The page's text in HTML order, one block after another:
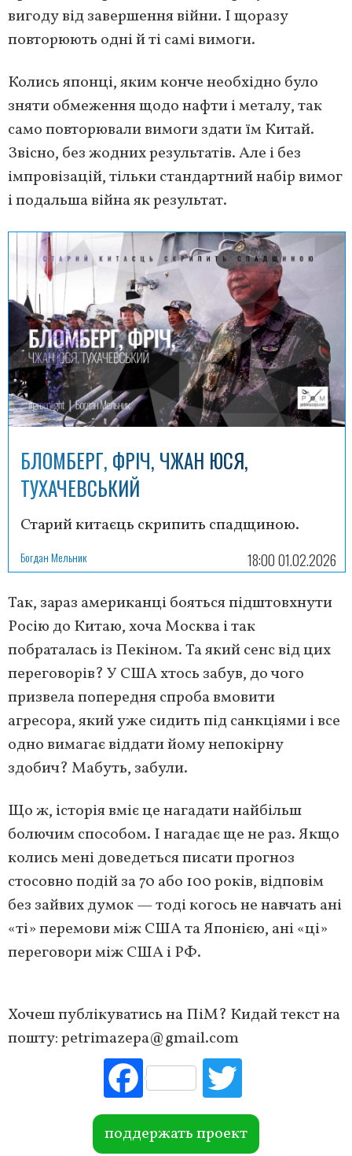
вигоду від завершення війни. І щоразу
повторюють одні й ті самі вимоги.
Колись японці, яким конче необхідно було
зняти обмеження щодо нафти і металу, так
само повторювали вимоги здати їм Китай.
Звісно, без жодних результатів. Але і без
імпровізацій, тільки стандартний набір вимог
і подальша війна як результат.
БЛОМБЕРГ, ФРІЧ, ЧЖАН ЮСЯ,
ТУХАЧЕВСЬКИЙ
Старий китаєць скрипить спадщиною.
Богдан Мельник 18:00 01.02.2026
Так, зараз американці бояться підштовхнути
Росію до Китаю, хоча Москва і так
побраталась із Пекіном. Та який сенс від цих
переговорів? У США хтось забув, до чого
призвела попередня спроба вмовити
агресора, який уже сидить під санкціями і все
одно вимагає віддати йому непокірну
здобич? Мабуть, забули.
Що ж, історія вміє це нагадати найбільш
болючим способом. І нагадає ще не раз. Якщо
колись мені доведеться писати прогноз
стосовно подій за 70 або 100 років, відповім
без зайвих думок — тоді когось не навчать ані
«ті» перемови між США та Японією, ані «ці»
переговори між США і РФ.
Хочеш публікуватись на ПіМ? Кидай текст на
пошту:petrimazepa@gmail.com
Fac
ebo
ok r
поддержать проект